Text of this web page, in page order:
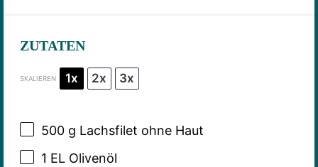
ZUTATEN
SKALIEREN 1x 2x 3x
500 g Lachsfilet ohne Haut
1 EL Olivenöl